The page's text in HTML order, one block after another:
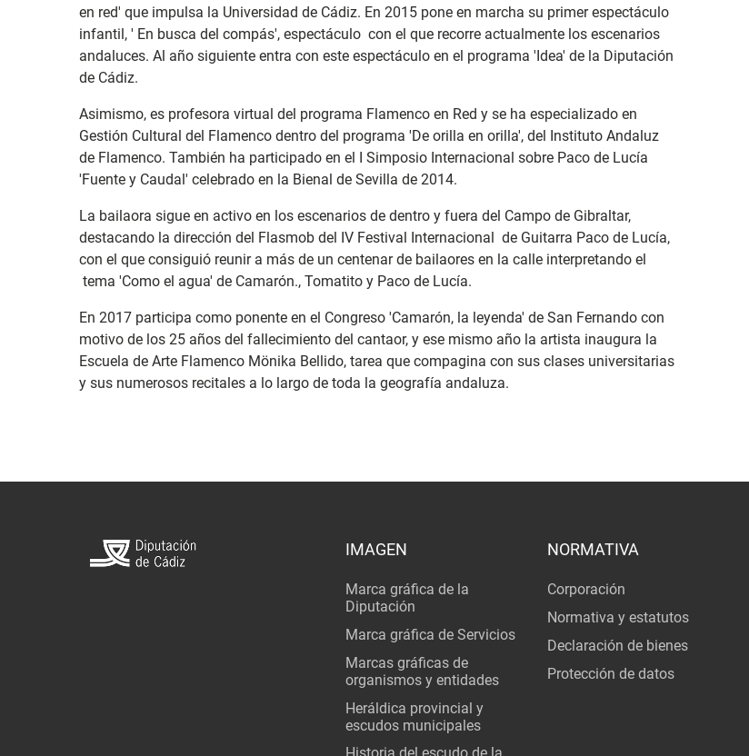
en red' que impulsa la Universidad de Cádiz. En 2015 pone en marcha su primer espectáculo
infantil, ' En busca del compás', espectáculo con el que recorre actualmente los escenarios
andaluces. Al año siguiente entra con este espectáculo en el programa 'Idea' de la Diputación
de Cádiz.
Asimismo, es profesora virtual del programa Flamenco en Red y se ha especializado en
Gestión Cultural del Flamenco dentro del programa 'De orilla en orilla', del Instituto Andaluz
de Flamenco. También ha participado en el I Simposio Internacional sobre Paco de Lucía
'Fuente y Caudal' celebrado en la Bienal de Sevilla de 2014.
La bailaora sigue en activo en los escenarios de dentro y fuera del Campo de Gibraltar,
destacando la dirección del Flasmob del IV Festival Internacional de Guitarra Paco de Lucía,
con el que consiguió reunir a más de un centenar de bailaores en la calle interpretando el
tema 'Como el agua' de Camarón., Tomatito y Paco de Lucía.
En 2017 participa como ponente en el Congreso 'Camarón, la leyenda' de San Fernando con
motivo de los 25 años del fallecimiento del cantaor, y ese mismo año la artista inaugura la
Escuela de Arte Flamenco Mönika Bellido, tarea que compagina con sus clases universitarias
y sus numerosos recitales a lo largo de toda la geografía andaluza.
IMAGEN
Marca gráfica de la
Diputación
Marca gráfica de Servicios
Marcas gráficas de
organismos y entidades
Heráldica provincial y
escudos municipales
NORMATIVA
Corporación
Normativa y estatutos
Declaración de bienes
Protección de datos